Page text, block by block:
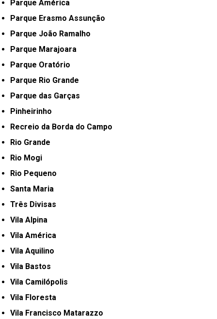
Parque América
Parque Erasmo Assunção
Parque João Ramalho
Parque Marajoara
Parque Oratório
Parque Rio Grande
Parque das Garças
Pinheirinho
Recreio da Borda do Campo
Rio Grande
Rio Mogi
Rio Pequeno
Santa Maria
Três Divisas
Vila Alpina
Vila América
Vila Aquilino
Vila Bastos
Vila Camilópolis
Vila Floresta
Vila Francisco Matarazzo